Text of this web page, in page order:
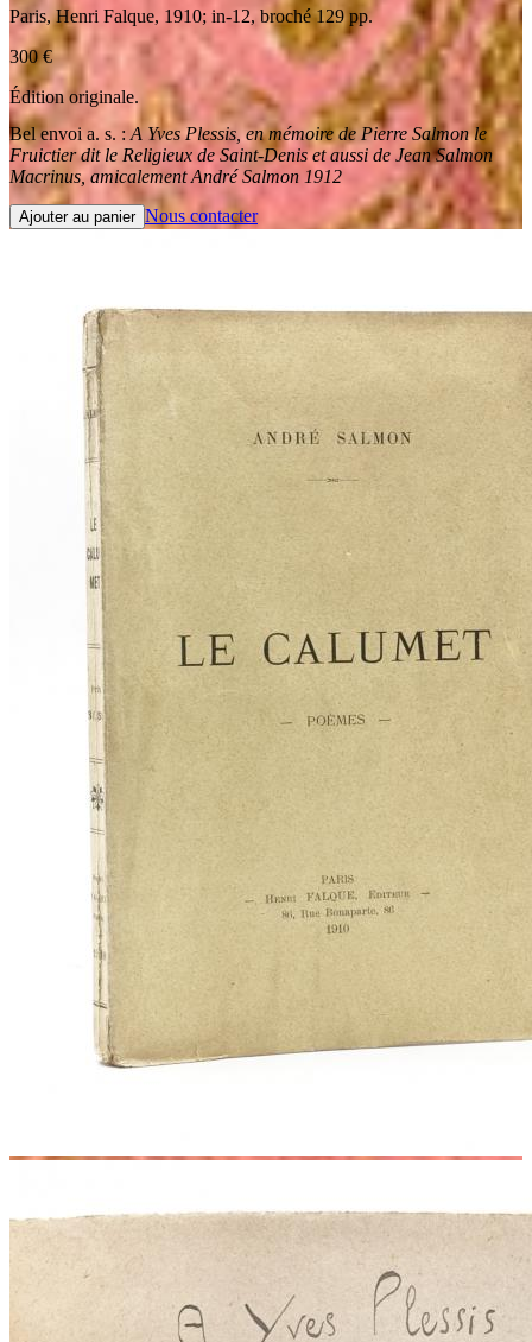
Paris,Henri Falque, 1910; in-12, broché 129 pp.
300 €
Édition originale.
Bel envoi a. s. : A Yves Plessis, en mémoire de Pierre Salmon le
Fruictier dit le Religieux de Saint-Denis et aussi de Jean Salmon
Macrinus, amicalement André Salmon 1912
Ajouter au panier Nous contacter